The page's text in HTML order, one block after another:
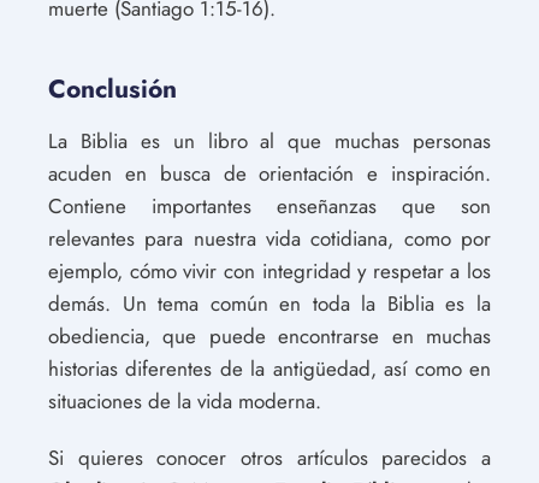
muerte (Santiago 1:15-16).
Conclusión
La Biblia es un libro al que muchas personas
acuden en busca de orientación e inspiración.
Contiene importantes enseñanzas que son
relevantes para nuestra vida cotidiana, como por
ejemplo, cómo vivir con integridad y respetar a los
demás. Un tema común en toda la Biblia es la
obediencia, que puede encontrarse en muchas
historias diferentes de la antigüedad, así como en
situaciones de la vida moderna.
Si quieres conocer otros artículos parecidos a